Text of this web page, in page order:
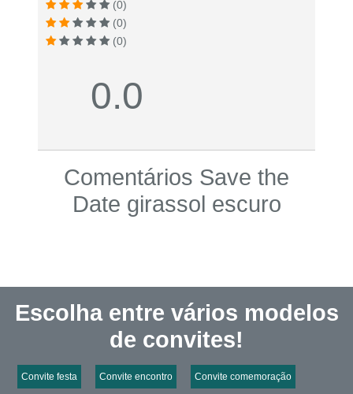
(0)
(0)
(0)
0.0
Comentários Save the
Date girassol escuro
Escolha entre vários modelos
de convites!
Convite festa Convite encontro Convite comemoração